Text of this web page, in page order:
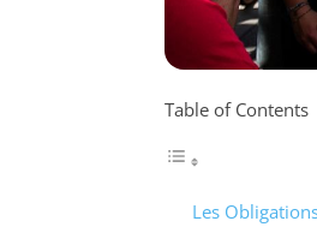
Table of Contents
Les